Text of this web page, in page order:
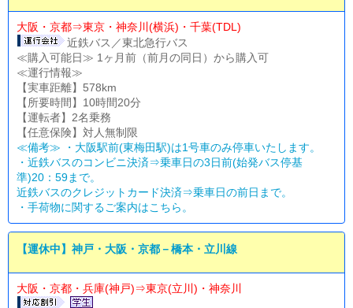
大阪・京都⇒東京・神奈川(横浜)・千葉(TDL)
近鉄バス／東北急行バス
≪購入可能日≫ 1ヶ月前（前月の同日）から購入可
≪運行情報≫
【実車距離】578km
【所要時間】10時間20分
【運転者】2名乗務
【任意保険】対人無制限
≪備考≫ ・大阪駅前(東梅田駅)は1号車のみ停車いたします。
・近鉄バスのコンビニ決済⇒乗車日の3日前(始発バス停基
準)20：59まで。
近鉄バスのクレジットカード決済⇒乗車日の前日まで。
・ 手荷物に関するご案内はこちら。
【運休中】神戸・大阪・京都－橋本・立川線
大阪・京都・兵庫(神戸)⇒東京(立川)・神奈川